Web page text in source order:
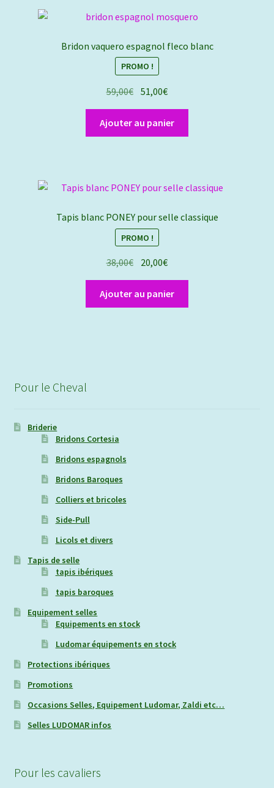
Les
peuvent
Bridon vaquero espagnol fleco blanc
PROMO !
59,00€ Le
initial
était :
51,00€Le
actuel
est :
Ajouter au panier
Tapis blanc PONEY pour selle classique
PROMO !
38,00€ Le
prix
initial
était :
20,00€Le
prix
actuel
est :
Ajouter au panier
Pour le Cheval
Briderie
Bridons Cortesia
Bridons espagnols
Bridons Baroques
Colliers et bricoles
Side-Pull
Licols et divers
Tapis de selle
tapis ibériques
tapis baroques
Equipement selles
Equipements en stock
Ludomar équipements en stock
Protections ibériques
Promotions
Occasions Selles, Equipement Ludomar, Zaldi etc…
Selles LUDOMAR infos
Pour les cavaliers